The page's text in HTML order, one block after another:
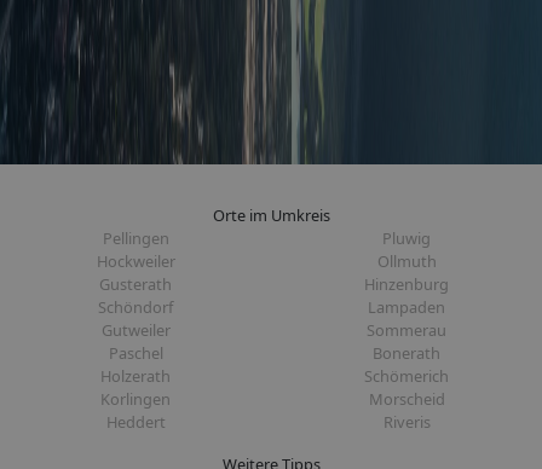
Orte im Umkreis
Pellingen
Pluwig
Hockweiler
Ollmuth
Gusterath
Hinzenburg
Schöndorf
Lampaden
Gutweiler
Sommerau
Paschel
Bonerath
Holzerath
Schömerich
Korlingen
Morscheid
Heddert
Riveris